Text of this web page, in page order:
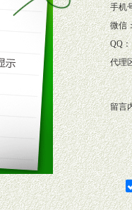
公司给予
操作一定
销品给予
手机
微信
QQ：
代理
留言